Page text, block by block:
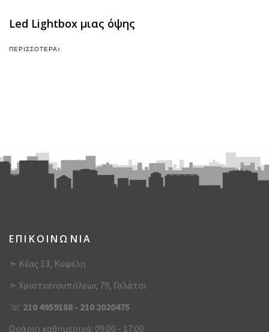
Led Lightbox μιας όψης
ΠΕΡΙΣΣΌΤΕΡΑ
ΕΠΙΚΟΙΝΩΝΙΑ
➣ Κέας 13, Κυψέλη
➣ Χριστιανουπόλεως 79, Γαλάτσι
☏ 210 4959188 - 210 2020475
Ωράριο καθημερινά: 09:00 - 17:00